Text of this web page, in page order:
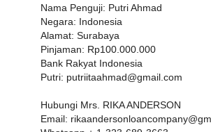
Nama Penguji: Putri Ahmad
Negara: Indonesia
Alamat: Surabaya
Pinjaman: Rp100.000.000
Bank Rakyat Indonesia
Putri: putriitaahmad@gmail.com
Hubungi Mrs. RIKA ANDERSON
Email: